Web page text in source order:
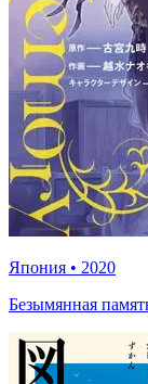
Япония • 2020
Безымянная